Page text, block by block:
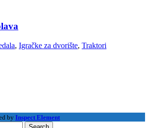
, Igračke za dvorište, Traktori
by Inspect Element